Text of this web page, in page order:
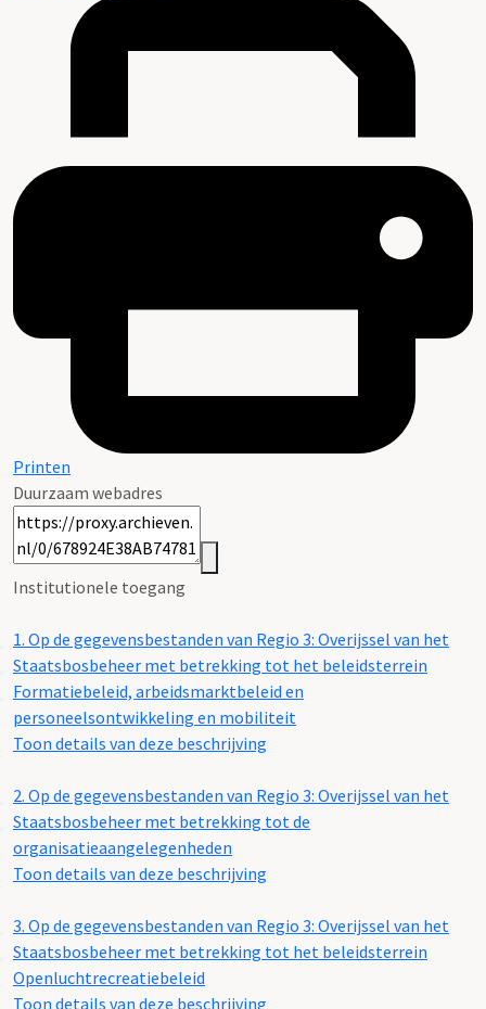
Printen
Duurzaam webadres
Institutionele toegang
1. Op de gegevensbestanden van Regio 3: Overijssel van het
Staatsbosbeheer met betrekking tot het beleidsterrein
Formatiebeleid, arbeidsmarktbeleid en
personeelsontwikkeling en mobiliteit
Toon details van deze beschrijving
2. Op de gegevensbestanden van Regio 3: Overijssel van het
Staatsbosbeheer met betrekking tot de
organisatieaangelegenheden
Toon details van deze beschrijving
3. Op de gegevensbestanden van Regio 3: Overijssel van het
Staatsbosbeheer met betrekking tot het beleidsterrein
Openluchtrecreatiebeleid
Toon details van deze beschrijving